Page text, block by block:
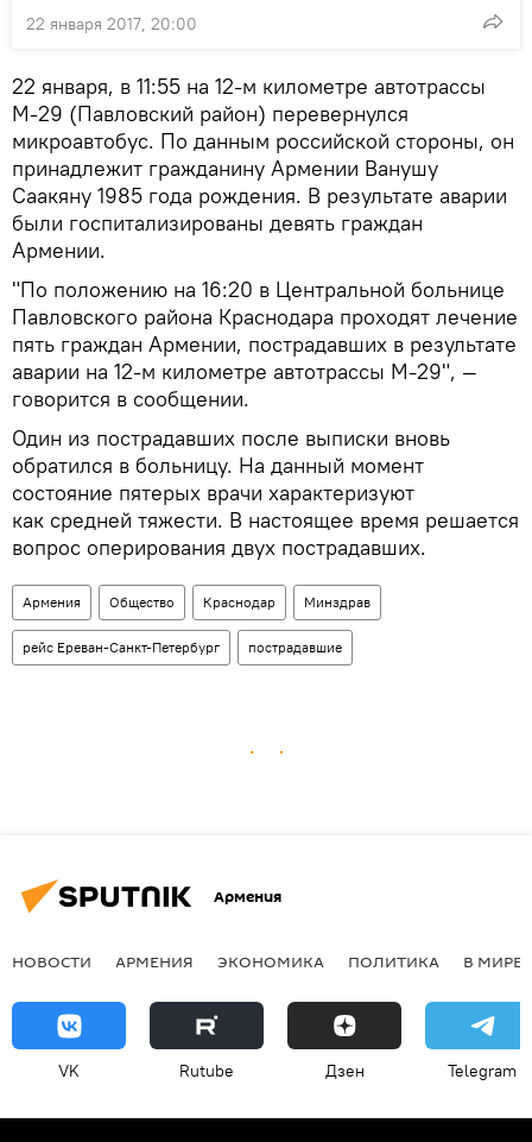
22 января 2017, 20:00
22 января, в 11:55 на 12-м километре автотрассы
М-29 (Павловский район) перевернулся
микроавтобус. По данным российской стороны, он
принадлежит гражданину Армении Ванушу
Саакяну 1985 года рождения. В результате аварии
были госпитализированы девять граждан
Армении.
"По положению на 16:20 в Центральной больнице
Павловского района Краснодара проходят лечение
пять граждан Армении, пострадавших в результате
аварии на 12-м километре автотрассы М-29", —
говорится в сообщении.
Один из пострадавших после выписки вновь
обратился в больницу. На данный момент
состояние пятерых врачи характеризуют
как средней тяжести. В настоящее время решается
вопрос оперирования двух пострадавших.
Армения Общество Краснодар Минздрав
рейс Ереван-Санкт-Петербург пострадавшие
Армения
НОВОСТИ АРМЕНИЯ ЭКОНОМИКА ПОЛИТИКА В МИРЕ
VK Rutube Дзен Telegram